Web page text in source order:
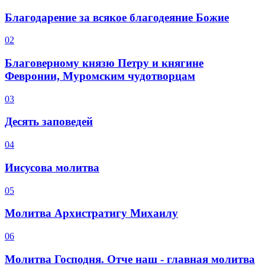
Благодарение за всякое благодеяние Божие
02
Благоверному князю Петру и княгине
Февронии, Муромским чудотворцам
03
Десять заповедей
04
Иисусова молитва
05
Молитва Архистратигу Михаилу
06
Молитва Господня. Отче наш - главная молитва